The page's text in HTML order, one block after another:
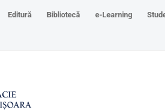
Editură Bibliotecă e-Learning